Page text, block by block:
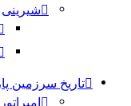
شیرینی
تاریخ سرزمین